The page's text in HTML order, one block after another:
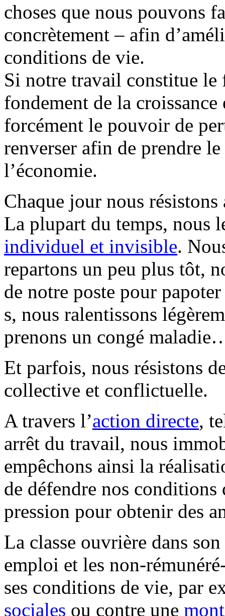
choses que nous pouvons
concrètement – afin
conditions de vie.
Si notre travail constitue le
fondement de la
forcément le pouvoir de
renverser afin de prendre
l’économie.
Chaque jour nous
La plupart du temps, nous
individuel et invisible.
repartons un peu plus tôt,
de notre poste pour
s, nous ralentissons
prenons un congé
Et parfois, nous résistons
collective et conflictuelle.
A travers l’action directe,
arrêt du travail, nous
empêchons ainsi la
de défendre nos
pression pour obtenir des
La classe ouvrière dans
emploi et les non-
ses conditions de vie, par
sociales ou contre une